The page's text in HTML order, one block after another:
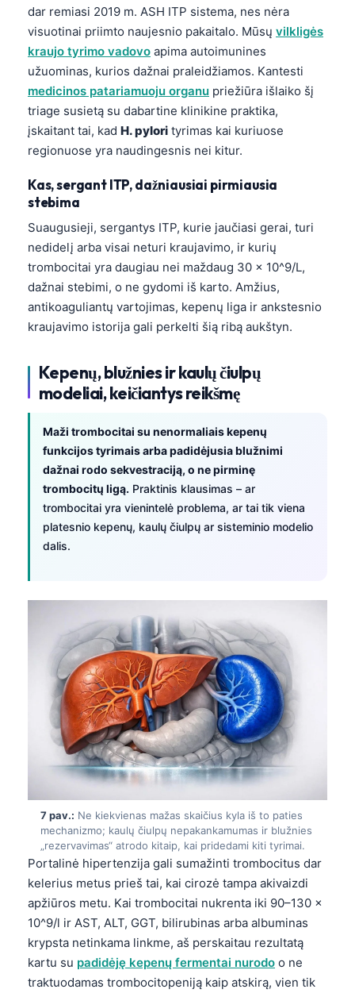
dar remiasi 2019 m. ASH ITP sistema, nes nėra
visuotinai priimto naujesnio pakaitalo. Mūsų vilkligės
kraujo tyrimo vadovo apima autoimunines
užuominas, kurios dažnai praleidžiamos. Kantesti
medicinos patariamuoju organu priežiūra išlaiko šį
triage susietą su dabartine klinikine praktika,
įskaitant tai, kad H. pylori tyrimas kai kuriuose
regionuose yra naudingesnis nei kitur.
Kas, sergant ITP, dažniausiai pirmiausia
stebima
Suaugusieji, sergantys ITP, kurie jaučiasi gerai, turi
nedidelį arba visai neturi kraujavimo, ir kurių
trombocitai yra daugiau nei maždaug 30 × 10^9/L,
dažnai stebimi, o ne gydomi iš karto. Amžius,
antikoaguliantų vartojimas, kepenų liga ir ankstesnio
kraujavimo istorija gali perkelti šią ribą aukštyn.
Kepenų, blužnies ir kaulų čiulpų
modeliai, keičiantys reikšmę
Maži trombocitai su nenormaliais kepenų
funkcijos tyrimais arba padidėjusia blužnimi
dažnai rodo sekvestraciją, o ne pirminę
trombocitų ligą. Praktinis klausimas – ar
trombocitai yra vienintelė problema, ar tai tik viena
platesnio kepenų, kaulų čiulpų ar sisteminio modelio
dalis.
7 pav.: Ne kiekvienas mažas skaičius kyla iš to paties
mechanizmo; kaulų čiulpų nepakankamumas ir blužnies
„rezervavimas“ atrodo kitaip, kai pridedami kiti tyrimai.
Portalinė hipertenzija gali sumažinti trombocitus dar
kelerius metus prieš tai, kai cirozė tampa akivaizdi
apžiūros metu. Kai trombocitai nukrenta iki 90–130 ×
10^9/l ir AST, ALT, GGT, bilirubinas arba albuminas
krypsta netinkama linkme, aš perskaitau rezultatą
kartu su padidėję kepenų fermentai nurodo o ne
traktuodamas trombocitopeniją kaip atskirą, vien tik
हिन्दी
Հայերեն
Íslenska
Српски језик
Svenska
Bosanski
Eesti
日本語
Čeština
ქართული
Русский
Polski
Shqip
বাংলা
اردو
मराठी
తెలుగు
தமிழ்
ગુજરાતી
മലയാളം
Bahasa Melayu
Tiếng Việt
Tagalog
ไทย
ဗမာစာ
Kiswahili
አማርኛ
Українська
O‘zbekcha
Català
Қазақ тілі